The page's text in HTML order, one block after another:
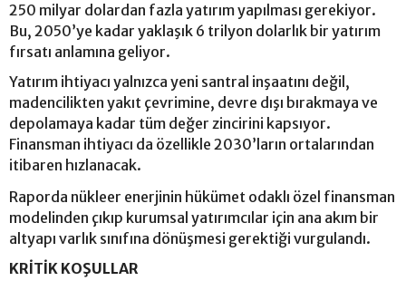
250 milyar dolardan fazla yatırım yapılması gerekiyor.
Bu, 2050’ye kadar yaklaşık 6 trilyon dolarlık bir yatırım
fırsatı anlamına geliyor.
Yatırım ihtiyacı yalnızca yeni santral inşaatını değil,
madencilikten yakıt çevrimine, devre dışı bırakmaya ve
depolamaya kadar tüm değer zincirini kapsıyor.
Finansman ihtiyacı da özellikle 2030’ların ortalarından
itibaren hızlanacak.
Raporda nükleer enerjinin hükümet odaklı özel finansman
modelinden çıkıp kurumsal yatırımcılar için ana akım bir
altyapı varlık sınıfına dönüşmesi gerektiği vurgulandı.
KRİTİK KOŞULLAR